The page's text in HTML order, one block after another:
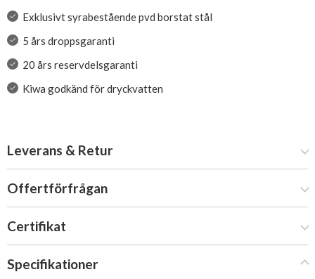
Exklusivt syrabestående pvd borstat stål
5 års droppsgaranti
20 års reservdelsgaranti
Kiwa godkänd för dryckvatten
Leverans & Retur
Offertförfrågan
Certifikat
Specifikationer